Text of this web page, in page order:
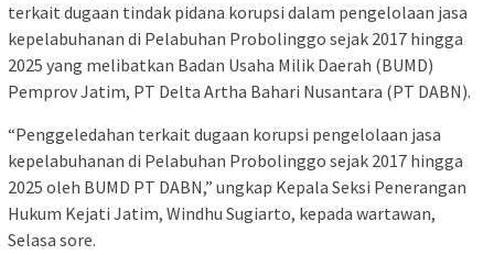
terkait dugaan tindak pidana korupsi dalam pengelolaan jasa
kepelabuhanan di Pelabuhan Probolinggo sejak 2017 hingga
2025 yang melibatkan Badan Usaha Milik Daerah (BUMD)
Pemprov Jatim, PT Delta Artha Bahari Nusantara (PT DABN).
“Penggeledahan terkait dugaan korupsi pengelolaan jasa
kepelabuhanan di Pelabuhan Probolinggo sejak 2017 hingga
2025 oleh BUMD PT DABN,” ungkap Kepala Seksi Penerangan
Hukum Kejati Jatim, Windhu Sugiarto, kepada wartawan,
Selasa sore.